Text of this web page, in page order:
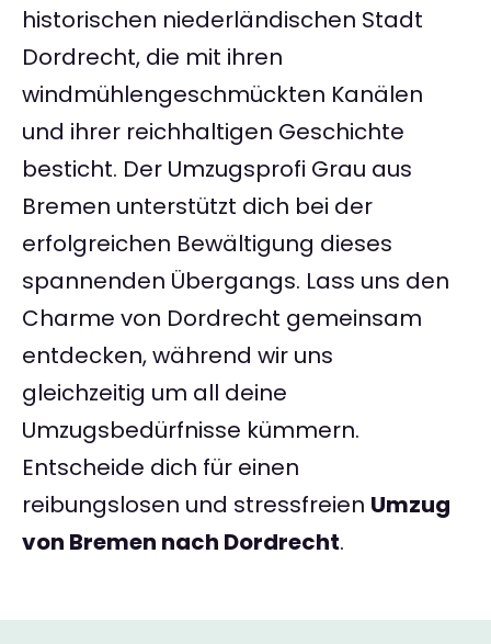
historischen niederländischen Stadt
Dordrecht, die mit ihren
windmühlengeschmückten Kanälen
und ihrer reichhaltigen Geschichte
besticht. Der Umzugsprofi Grau aus
Bremen unterstützt dich bei der
erfolgreichen Bewältigung dieses
spannenden Übergangs. Lass uns den
Charme von Dordrecht gemeinsam
entdecken, während wir uns
gleichzeitig um all deine
Umzugsbedürfnisse kümmern.
Entscheide dich für einen
reibungslosen und stressfreien Umzug
von Bremen nach Dordrecht.